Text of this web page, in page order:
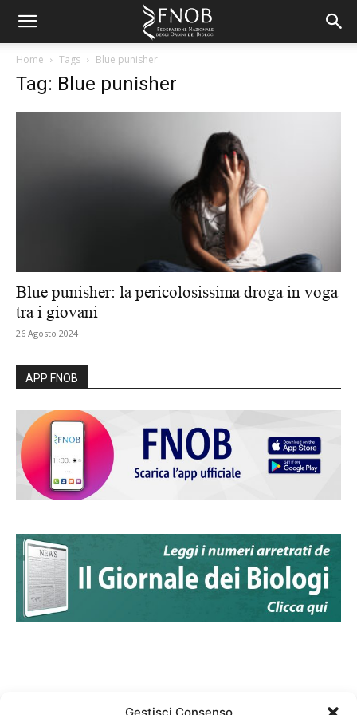
Home Tags Blue punisher
Tag: Blue punisher
Blue punisher: la pericolosissima droga in voga
tra i giovani
26 Agosto 2024
APP FNOB